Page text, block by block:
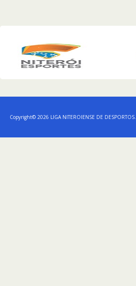
Copyright© 2026 LIGA NITEROIENSE DE DESPORTOS.